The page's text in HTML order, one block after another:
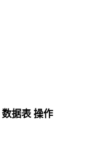
数据表 操作